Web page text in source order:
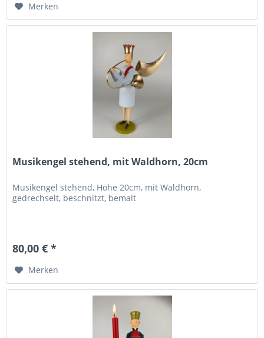
Merken
Musikengel stehend, mit Waldhorn, 20cm
Musikengel stehend, Höhe 20cm, mit Waldhorn,
gedrechselt, beschnitzt, bemalt
80,00 € *
Merken